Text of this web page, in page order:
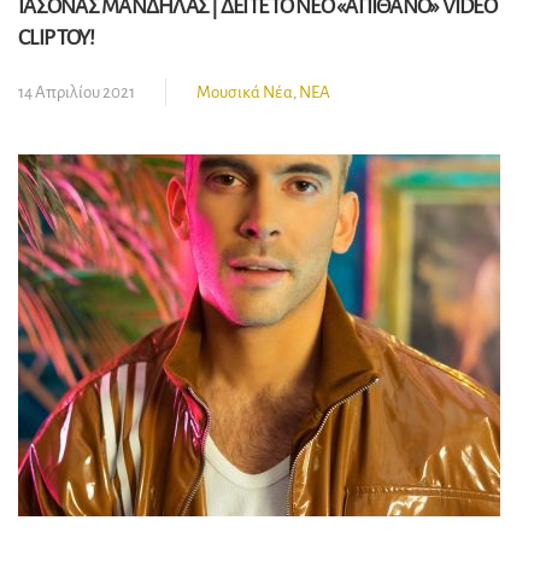
ΙΑΣΟΝΑΣ ΜΑΝΔΗΛΑΣ | ΔΕΙΤΕ ΤΟ ΝΕΟ «ΑΠΙΘΑΝΟ» VIDEO
CLIP ΤΟΥ!
14 Απριλίου 2021 Μουσικά Νέα, ΝΕΑ